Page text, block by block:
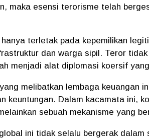
maka esensi terorisme telah
terletak pada kepemilikan
dan warga sipil. Teror
menjadi alat diplomasi koersif
melibatkan lembaga keuangan
keuntungan. Dalam kacamata ini,
sebuah mekanisme yang
ini tidak selalu bergerak dalam